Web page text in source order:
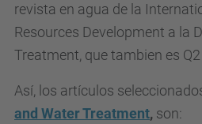
revista en agua de la
Resources Development a la
Treatment, que tambien es
Así, los artículos
and Water Treatment, son: